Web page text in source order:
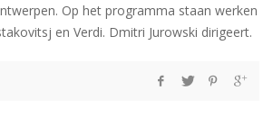
Op het programma staan werken
en Verdi. Dmitri Jurowski dirigeert.